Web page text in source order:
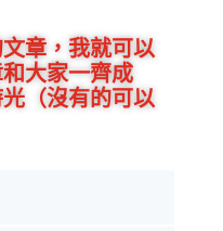
章，我就可以
大家一齊成
（沒有的可以